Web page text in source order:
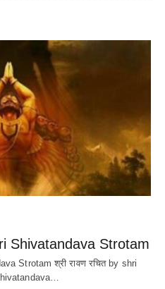
Shivatandava Strotam
Strotam श्री रावण रचित by shri